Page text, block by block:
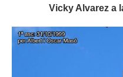
Vicky Alvarez a